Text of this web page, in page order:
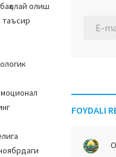
олиш
таъсир
FOYDALI